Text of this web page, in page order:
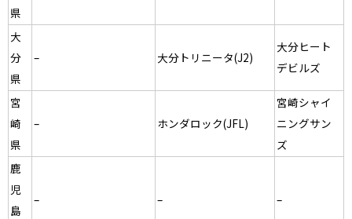
県
大
分
県
– 大分トリニータ(J2)
大分ヒート
デビルズ
宮
崎
県
– ホンダロック(JFL)
宮崎シャイ
ニングサン
ズ
鹿
児
島
– – –